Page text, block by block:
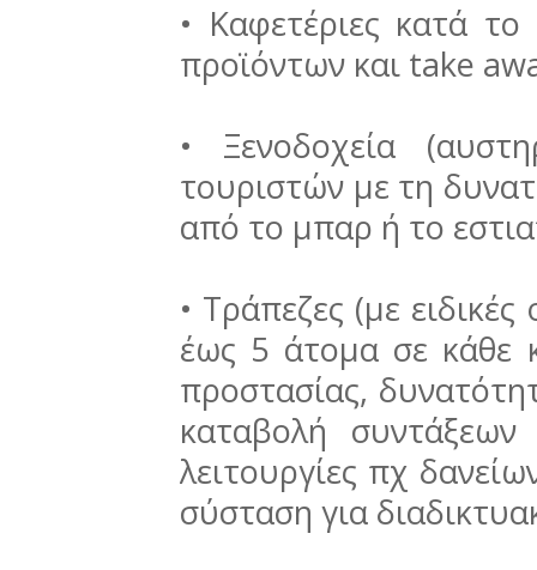
• Καφετέριες κατά
προϊόντων και take
• Ξενοδοχεία
τουριστών με τη
από το μπαρ ή το
• Τράπεζες (με
έως 5 άτομα σε κάθε
προστασίας,
καταβολή
λειτουργίες πχ
σύσταση για